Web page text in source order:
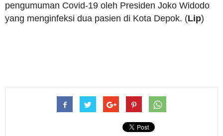
pengumuman Covid-19 oleh Presiden Joko Widodo
yang menginfeksi dua pasien di Kota Depok. (Lip)